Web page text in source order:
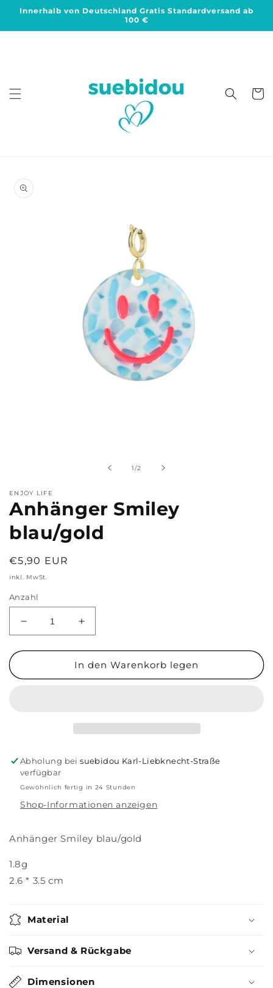
zum
Innerhalb von Deutschland Gratis Standardversand ab
100 €
1/von
2
ENJOY LIFE
Anhänger Smiley
blau/gold
Normaler
Preis
€5,90 EUR
inkl. MwSt.
Anzahl
Verringere
die
Menge
Anhänger
Erhöhe
die
Menge
für
Anhänger
In den Warenkorb legen
Abholung beisuebidou Karl-Liebknecht-Straße
verfügbar
Gewöhnlich fertig in 24 Stunden
Shop-Informationen anzeigen
Anhänger Smiley blau/gold
1.8g
2.6 * 3.5 cm
Material
Versand & Rückgabe
Dimensionen